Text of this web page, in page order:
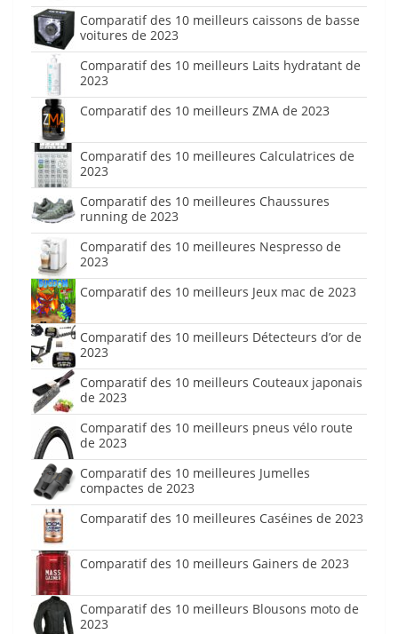
Comparatif des 10 meilleurs caissons de basse
voitures de 2023
Comparatif des 10 meilleurs Laits hydratant de
2023
Comparatif des 10 meilleurs ZMA de 2023
Comparatif des 10 meilleures Calculatrices de
2023
Comparatif des 10 meilleures Chaussures
running de 2023
Comparatif des 10 meilleures Nespresso de
2023
Comparatif des 10 meilleurs Jeux mac de 2023
Comparatif des 10 meilleurs Détecteurs d’or de
2023
Comparatif des 10 meilleurs Couteaux japonais
de 2023
Comparatif des 10 meilleurs pneus vélo route
de 2023
Comparatif des 10 meilleures Jumelles
compactes de 2023
Comparatif des 10 meilleures Caséines de 2023
Comparatif des 10 meilleurs Gainers de 2023
Comparatif des 10 meilleurs Blousons moto de
2023